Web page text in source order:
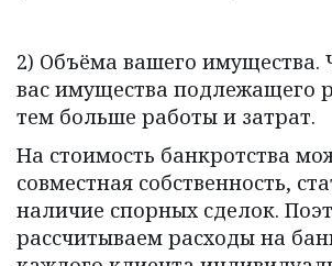
2) Объёма вашего имущества.
вас имущества подлежащего
тем больше работы и затрат.
На стоимость банкротства
совместная собственность,
наличие спорных сделок.
рассчитываем расходы на